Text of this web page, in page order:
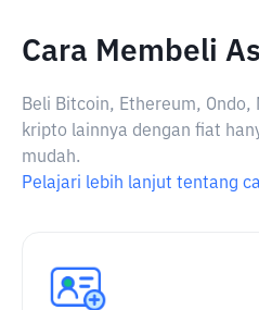
Cara Membeli
Beli Bitcoin, Ethereum,
kripto lainnya dengan fiat
mudah.
Pelajari lebih lanjut tentang